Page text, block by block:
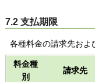
7.2 支払期限
各種料金の請求先およ
料金種
別
請求先